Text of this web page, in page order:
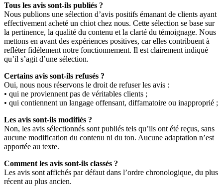
Tous les avis sont-ils publiés ?
Nous publions une sélection d’avis positifs émanant de clients ayant
effectivement acheté un chiot chez nous. Cette sélection se base sur
la pertinence, la qualité du contenu et la clarté du témoignage. Nous
mettons en avant des expériences positives, car elles contribuent à
refléter fidèlement notre fonctionnement. Il est clairement indiqué
qu’il s’agit d’une sélection.
Certains avis sont-ils refusés ?
Oui, nous nous réservons le droit de refuser les avis :
• qui ne proviennent pas de véritables clients ;
• qui contiennent un langage offensant, diffamatoire ou inapproprié ;
Les avis sont-ils modifiés ?
Non, les avis sélectionnés sont publiés tels qu’ils ont été reçus, sans
aucune modification du contenu ni du ton. Aucune adaptation n’est
apportée au texte.
Comment les avis sont-ils classés ?
Les avis sont affichés par défaut dans l’ordre chronologique, du plus
récent au plus ancien.